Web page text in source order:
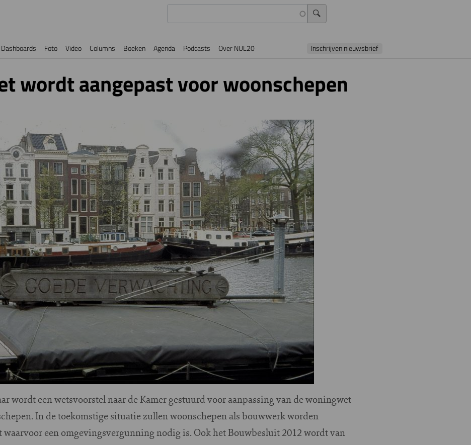
Dashboards Foto Video Columns Boeken Agenda Podcasts Over NUL20 Inschrijven nieuwsbrief
wordt aangepast voor woonschepen
wordt een wetsvoorstel naar de Kamer gestuurd voor aanpassing van de woningwet
In de toekomstige situatie zullen woonschepen als bouwwerk worden
waarvoor een omgevingsvergunning nodig is. Ook het Bouwbesluit 2012 wordt van